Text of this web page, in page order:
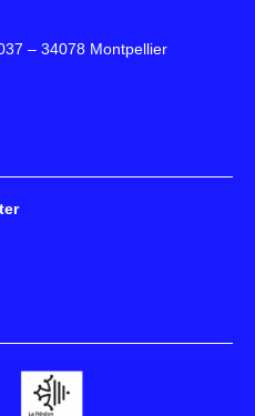
– 34078 Montpellier